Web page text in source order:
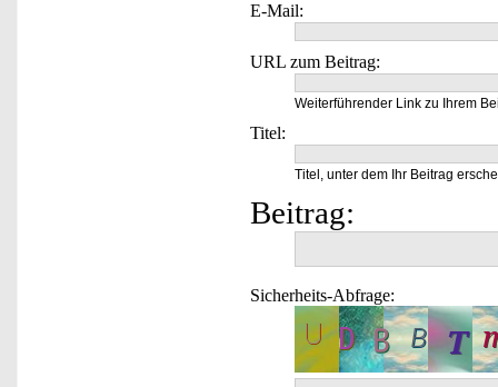
E-Mail:
URL zum Beitrag:
Weiterführender Link zu Ihrem
Titel:
Titel, unter dem Ihr Beitrag
Beitrag:
Sicherheits-Abfrage: